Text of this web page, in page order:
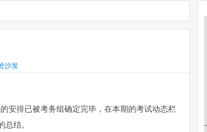
沙发
安排已被考务组确定完毕，在本期的考试动态栏
总结。